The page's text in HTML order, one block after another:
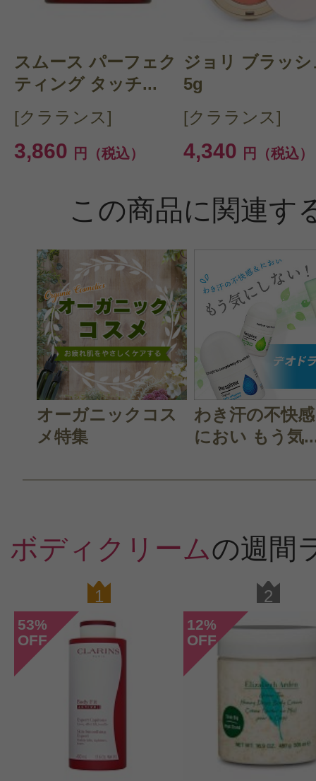
スムース パーフェク
ティング タッチ...
[クラランス]
3,860 円（税込）
ジョリ ブラッシ
5g
[クラランス]
4,340 円（税込）
この商品に関連す
オーガニックコス
メ特集
わき汗の不快
におい もう気
ボディクリームの週間
1
53%
OFF
2
12%
OFF